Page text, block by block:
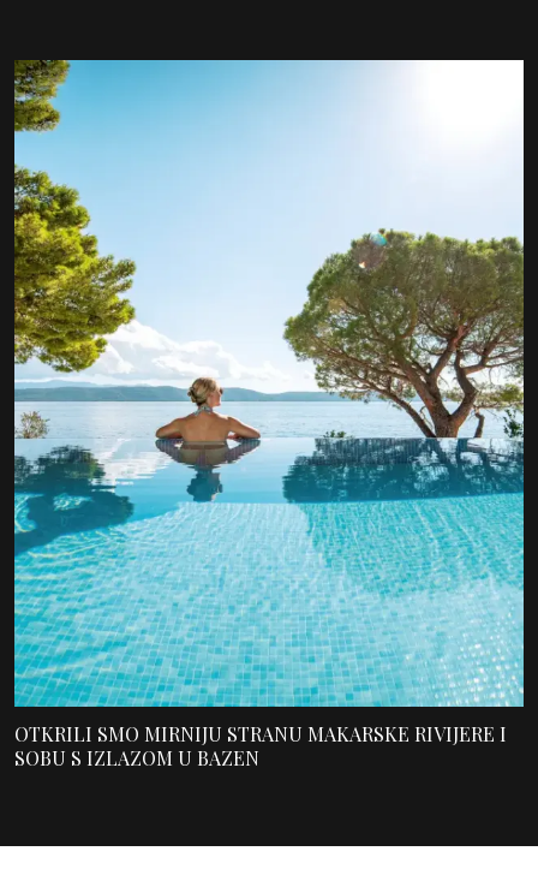
OTKRILI SMO MIRNIJU STRANU MAKARSKE RIVIJERE I
SOBU S IZLAZOM U BAZEN